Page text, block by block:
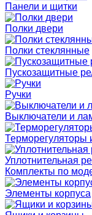
Панели и щитки
Полки двери
Полки стеклянные
Пускозащитные
Ручки
Выключатели и
Терморегуляторы
Уплотнительная
Комплекты по
Элементы корпуса